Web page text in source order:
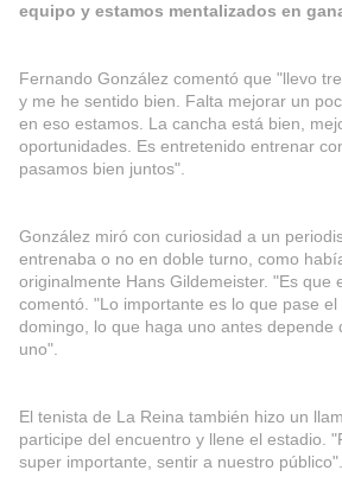
equipo y estamos mentalizados en
Fernando González comentó que "llevo
y me he sentido bien. Falta mejorar un
en eso estamos. La cancha está bien,
oportunidades. Es entretenido entrenar
pasamos bien juntos".
González miró con curiosidad a un
entrenaba o no en doble turno, como
originalmente Hans Gildemeister. "Es que
comentó. "Lo importante es lo que pase
domingo, lo que haga uno antes depende
uno".
El tenista de La Reina también hizo un
participe del encuentro y llene el estadio.
super importante, sentir a nuestro público".